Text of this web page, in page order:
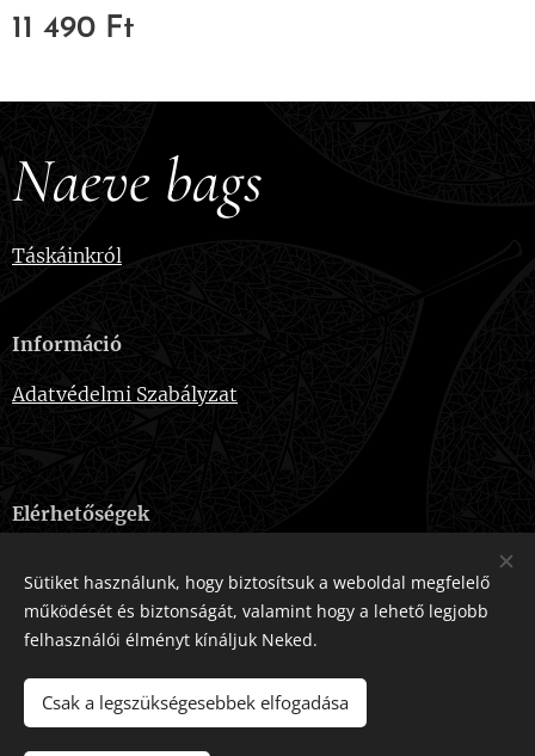
11 490 Ft
Naeve bags
Táskáinkról
Információ
Adatvédelmi Szabályzat
Elérhetőségek
Telefonszám:+36-20-915-2724
Az oldalt aWebnodeműködteti
Sütiket használunk, hogy biztosítsuk a weboldal megfelelő
működését és biztonságát, valamint hogy a lehető legjobb
felhasználói élményt kínáljuk Neked.
Csak a legszükségesebbek elfogadása